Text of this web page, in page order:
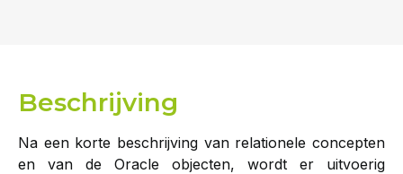
Beschrijving
Na een korte beschrijving van relationele concepten
en van de Oracle objecten, wordt er uitvoerig